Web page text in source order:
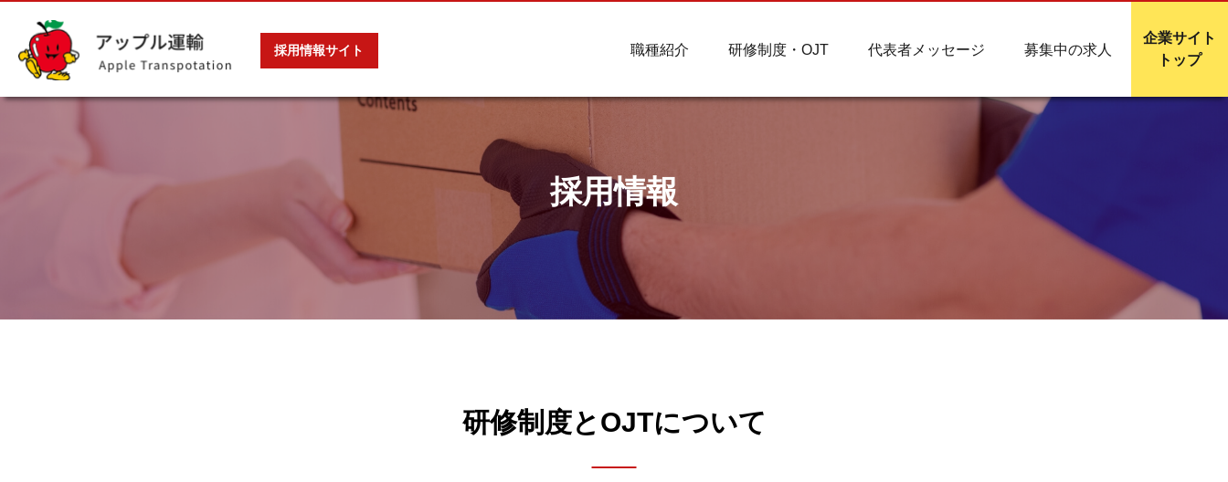
採用情報サイト 職種紹介 研修制度・OJT 代表者メッセージ 募集中の求人
企業サイト
トップ
採用情報
研修制度とOJTについて